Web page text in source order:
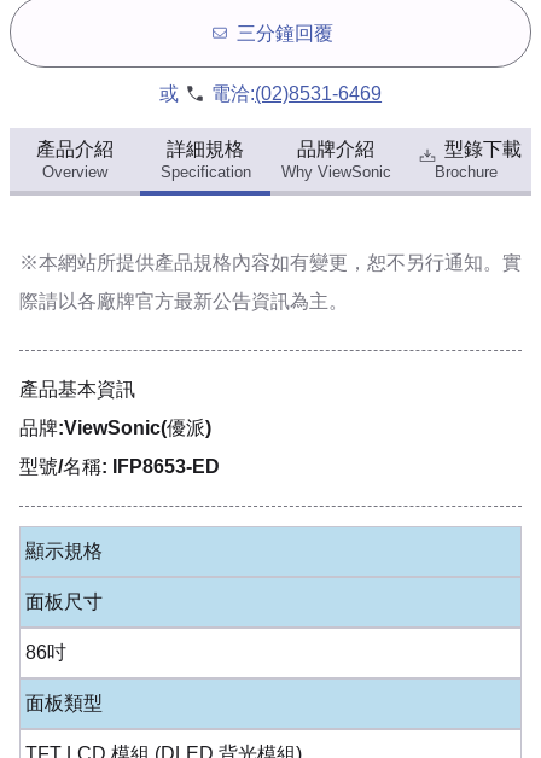
三分鐘回覆
或 電洽:(02)8531-6469
產品介紹
Overview
詳細規格
Specification
品牌介紹
Why ViewSonic
型錄下載
Brochure
※本網站所提供產品規格內容如有變更，恕不另行通知。實
際請以各廠牌官方最新公告資訊為主。
產品基本資訊
品牌:ViewSonic(優派)
型號/名稱: IFP8653-ED
顯示規格
面板尺寸
86吋
面板類型
TFT LCD 模組 (DLED 背光模組)